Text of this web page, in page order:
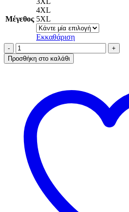
Μέγεθος
4XL
5XL
Εκκαθάριση
AA-
UNDERWEAR
Κυλοτάκι
Μπλε
ποσότητα
Προσθήκη στο καλάθι